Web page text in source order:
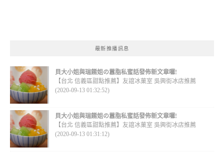
最新推播訊息
貝大小姐與瑞餚姐の囂脂私蜜話發佈新文章囉!
【台北 信義區甜點推薦】友誼冰菓室 吳興街冰店推薦
(2020-09-13 01:32:52)
貝大小姐與瑞餚姐の囂脂私蜜話發佈新文章囉!
【台北 信義區甜點推薦】友誼冰菓室 吳興街冰店推薦
(2020-09-13 01:31:12)